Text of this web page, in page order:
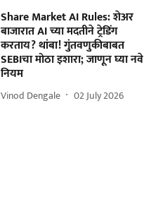
Share Market AI Rules: शेअर
बाजारात AI च्या मदतीने ट्रेडिंग
करताय? थांबा! गुंतवणुकीबाबत
SEBIचा मोठा इशारा; जाणून घ्या नवे
नियम
Vinod Dengale 02 July 2026